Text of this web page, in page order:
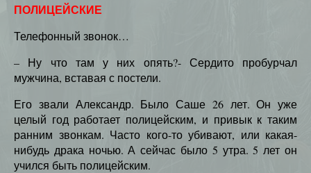
ПОЛИЦЕЙСКИЕ
Телефонный звонок…
– Ну что там у них опять?- Сердито пробурчал
мужчина, вставая с постели.
Его звали Александр. Было Саше 26 лет. Он уже
целый год работает полицейским, и привык к таким
ранним звонкам. Часто кого-то убивают, или какая-
нибудь драка ночью. А сейчас было 5 утра. 5 лет он
учился быть полицейским.